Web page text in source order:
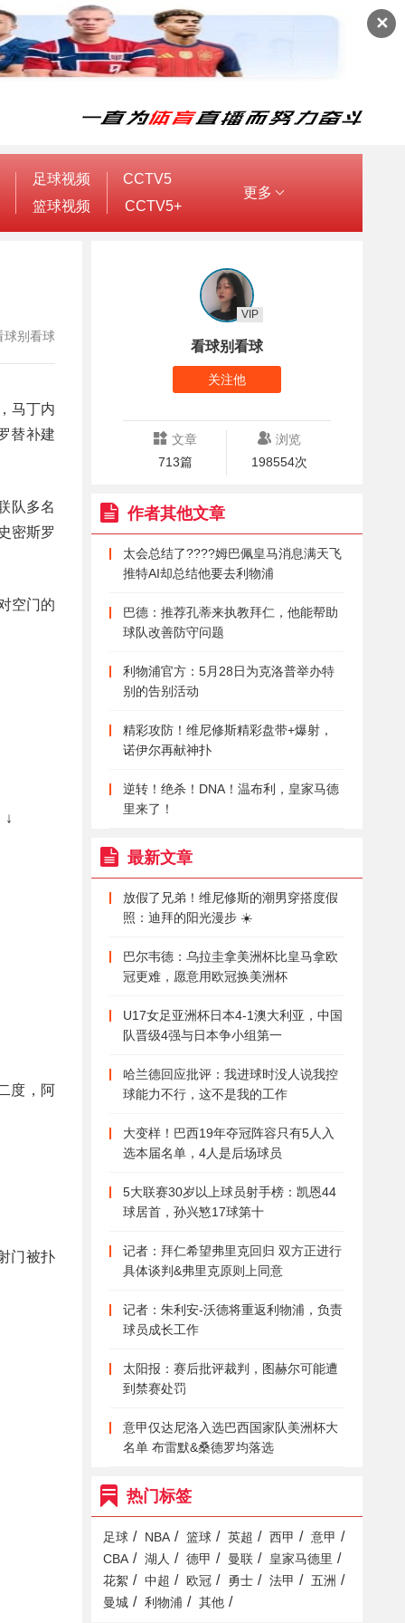
✕
足球视频
篮球视频
CCTV5
CCTV5+
更多
别看球
马丁内
替补建
队多名
密斯罗
空门的
↓
度，阿
门被扑
看球别看球
VIP
关注他
文章
713篇
浏览
198554次
作者其他文章
太会总结了????姆巴佩皇马消息满天飞
推特AI却总结他要去利物浦
巴德：推荐孔蒂来执教拜仁，他能帮助
球队改善防守问题
利物浦官方：5月28日为克洛普举办特
别的告别活动
精彩攻防！维尼修斯精彩盘带+爆射，
诺伊尔再献神扑
逆转！绝杀！DNA！温布利，皇家马德
里来了！
最新文章
放假了兄弟！维尼修斯的潮男穿搭度假
照：迪拜的阳光漫步 ☀️
巴尔韦德：乌拉圭拿美洲杯比皇马拿欧
冠更难，愿意用欧冠换美洲杯
U17女足亚洲杯日本4-1澳大利亚，中国
队晋级4强与日本争小组第一
哈兰德回应批评：我进球时没人说我控
球能力不行，这不是我的工作
大变样！巴西19年夺冠阵容只有5人入
选本届名单，4人是后场球员
5大联赛30岁以上球员射手榜：凯恩44
球居首，孙兴慜17球第十
记者：拜仁希望弗里克回归 双方正进行
具体谈判&弗里克原则上同意
记者：朱利安-沃德将重返利物浦，负责
球员成长工作
太阳报：赛后批评裁判，图赫尔可能遭
到禁赛处罚
意甲仅达尼洛入选巴西国家队美洲杯大
名单 布雷默&桑德罗均落选
热门标签
足球 / NBA / 篮球 / 英超 / 西甲 / 意甲 /
CBA / 湖人 / 德甲 / 曼联 / 皇家马德里 /
花絮 / 中超 / 欧冠 / 勇士 / 法甲 / 五洲 /
曼城 / 利物浦 / 其他 /